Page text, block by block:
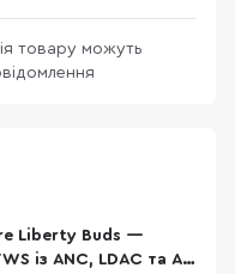
товару можуть
Liberty Buds —
із ANC, LDAC та AI-